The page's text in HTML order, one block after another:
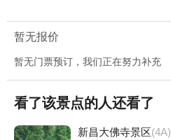
暂无报价
暂无门票预订，我们正在努力补充
看了该景点的人还看了
新昌大佛寺景区(4A)